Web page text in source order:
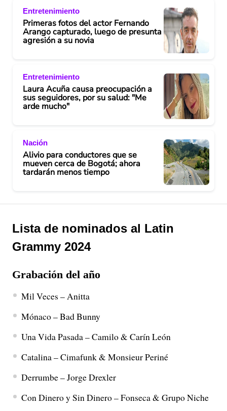
Entretenimiento
Primeras fotos del actor Fernando
Arango capturado, luego de presunta
agresión a su novia
Entretenimiento
Laura Acuña causa preocupación a
sus seguidores, por su salud: "Me
arde mucho"
Nación
Alivio para conductores que se
mueven cerca de Bogotá; ahora
tardarán menos tiempo
Lista de nominados al Latin
Grammy 2024
Grabación del año
Mil Veces – Anitta
Mónaco – Bad Bunny
Una Vida Pasada – Camilo & Carín León
Catalina – Cimafunk & Monsieur Periné
Derrumbe – Jorge Drexler
Con Dinero y Sin Dinero – Fonseca & Grupo Niche